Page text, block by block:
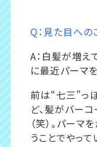
Q：見た目への
A：白髪が増え
に最近パーマ
前は“七三”っ
ど、髪がバー
（笑）。パー
うことでやって